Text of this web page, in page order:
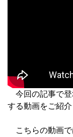
今回の記事で登
する動画をご紹介
こちらの動画で